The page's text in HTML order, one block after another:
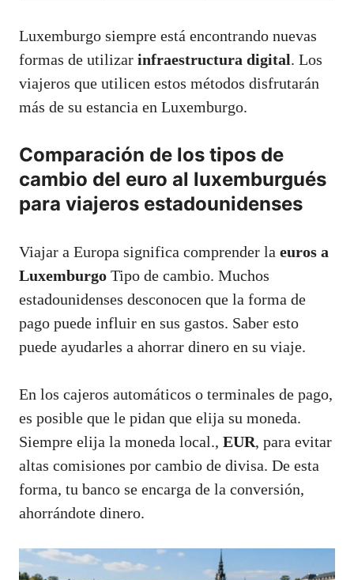
Luxemburgo siempre está encontrando nuevas
formas de utilizar infraestructura digital. Los
viajeros que utilicen estos métodos disfrutarán
más de su estancia en Luxemburgo.
Comparación de los tipos de
cambio del euro al luxemburgués
para viajeros estadounidenses
Viajar a Europa significa comprender la euros a
Luxemburgo Tipo de cambio. Muchos
estadounidenses desconocen que la forma de
pago puede influir en sus gastos. Saber esto
puede ayudarles a ahorrar dinero en su viaje.
En los cajeros automáticos o terminales de pago,
es posible que le pidan que elija su moneda.
Siempre elija la moneda local., EUR, para evitar
altas comisiones por cambio de divisa. De esta
forma, tu banco se encarga de la conversión,
ahorrándote dinero.